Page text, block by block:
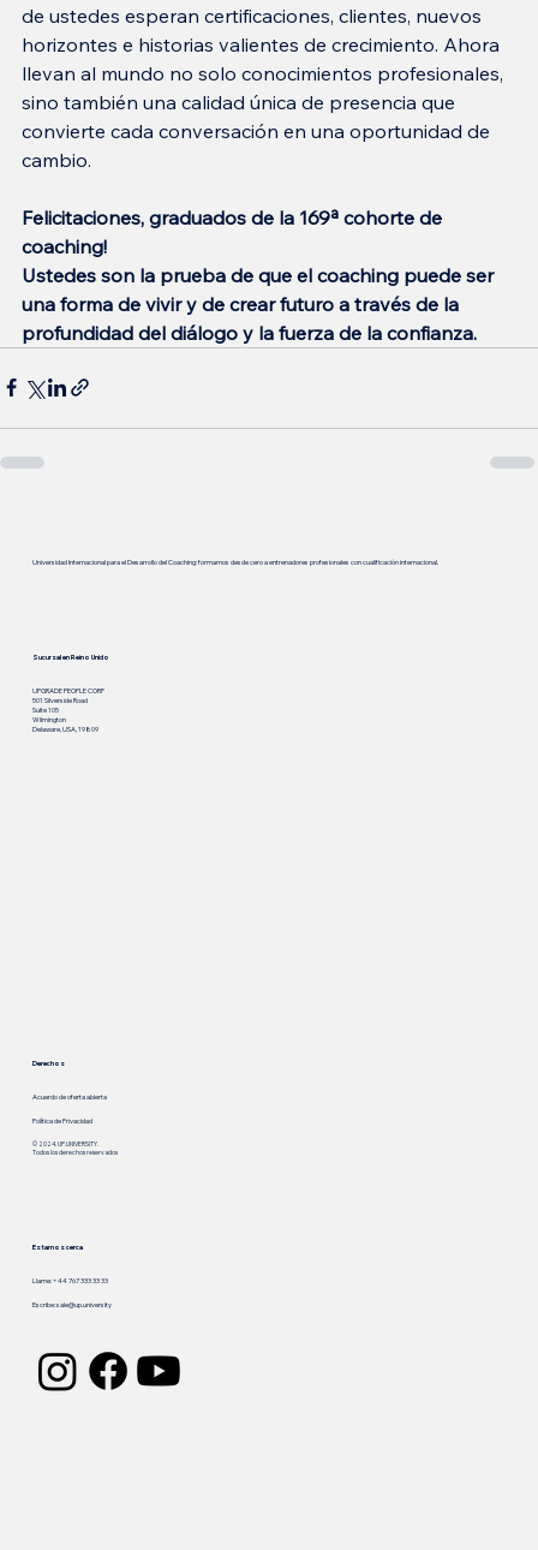
de ustedes esperan certificaciones, clientes, nuevos
horizontes e historias valientes de crecimiento. Ahora
llevan al mundo no solo conocimientos profesionales,
sino también una calidad única de presencia que
convierte cada conversación en una oportunidad de
cambio.
Felicitaciones, graduados de la 169ª cohorte de
coaching!
Ustedes son la prueba de que el coaching puede ser
una forma de vivir y de crear futuro a través de la
profundidad del diálogo y la fuerza de la confianza.
Universidad Internacional para el Desarrollo del Coaching: formamos desde cero a entrenadores profesionales con cualificación internacional.
Sucursal en Reino Unido
UPGRADE PEOPLE CORP
501 Silverside Road
Suite 105
Wilmington
Delaware, USA, 19809
Derechos
Acuerdo de oferta abierta
Política de Privacidad
© 2024. UP.UNIVERSITY.
Todos los derechos reservados
Estamos cerca
Escribe:sale@up.university
Llame: +44 767 333 33 33